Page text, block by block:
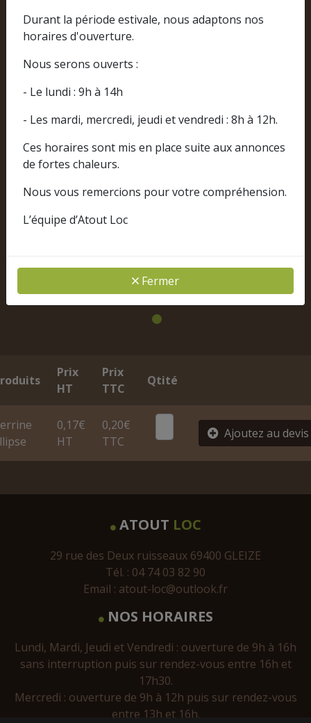
Durant la période estivale, nous adaptons nos
horaires d'ouverture.
Nous serons ouverts :
- Le lundi : 9h à 14h
- Les mardi, mercredi, jeudi et vendredi : 8h à 12h.
Ces horaires sont mis en place suite aux annonces
de fortes chaleurs.
Nous vous remercions pour votre compréhension.
L’équipe d’Atout Loc
Fermer
Prix
HT
Prix
TTC
Qtité
0,17€
HT
0,20€
TTC
Ajoutez au devis
ATOUT LOC
29 rue des Deux ruisseaux 69400 GLEIZE
Tél. : 04 74 03 82 90
Email : atout-loc@outlook.fr
NOS HORAIRES
Lundi, Mardi, Jeudi et Vendredi : ouverture de 9h à 16h
sans interruption puis sur rendez-vous entre 16h et
17h30.
Mercredi : ouverture de 9h à 12h puis sur rendez-vous
entre 13h et 16h.